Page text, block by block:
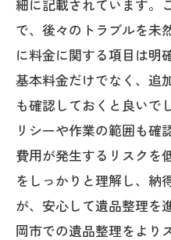
細に記載されています。
で、後々のトラブルを未
に料金に関する項目は明
基本料金だけでなく、追
も確認しておくと良いで
リシーや作業の範囲も確
費用が発生するリスクを
をしっかりと理解し、納
が、安心して遺品整理を
岡市での遺品整理をより